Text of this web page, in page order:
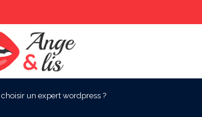
un expert wordpress ?